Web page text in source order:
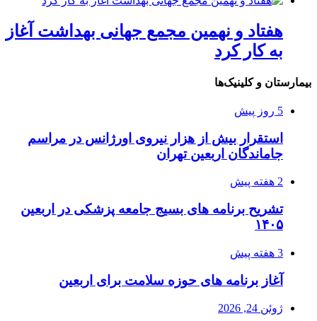
هفتاد و نهمین مجمع جهانی بهداشت آغاز
به کار کرد
بیمارستان و کلینیک‌ها
5 روز پیش
استقرار بیش از هزار نیروی اورژانس در مراسم
جاماندگان اربعین تهران
2 هفته پیش
تشریح برنامه های بسیج جامعه پزشکی در اربعین
۱۴۰۵
3 هفته پیش
آغاز برنامه های حوزه سلامت برای اربعین
ژوئن 24, 2026